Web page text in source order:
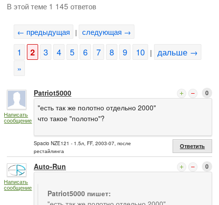
В этой теме 1 145 ответов
← предыдущая | следующая →
1 2 3 4 5 6 7 8 9 10 |
дальше →
»
Написать
сообщение
Patriot5000 0
"есть так же полотно отдельно 2000"
что такое "полотно"?
Spacio NZE121 - 1.5л, FF, 2003-07, после
рестайлинга
Ответить
Написать
сообщение
Auto-Run 0
Patriot5000 пишет: